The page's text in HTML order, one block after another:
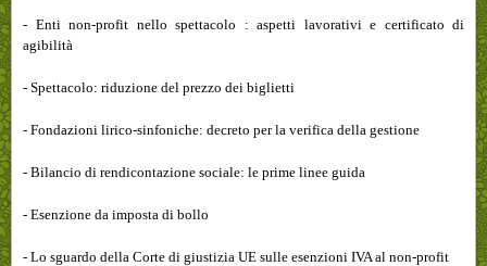
- Enti non-profit nello spettacolo : aspetti lavorativi e certificato di
agibilità
- Spettacolo: riduzione del prezzo dei biglietti
- Fondazioni lirico-sinfoniche: decreto per la verifica della gestione
- Bilancio di rendicontazione sociale: le prime linee guida
- Esenzione da imposta di bollo
- Lo sguardo della Corte di giustizia UE sulle esenzioni IVA al non-profit